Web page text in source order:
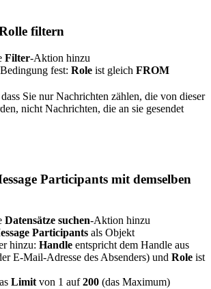
filtern
Filter-Aktion hinzu
fest: Role ist gleich FROM
Sie nur Nachrichten zählen, die von dieser
nicht Nachrichten, die an sie gesendet
Participants mit demselben
Datensätze suchen-Aktion hinzu
Participants als Objekt
hinzu: Handle entspricht dem Handle aus
E-Mail-Adresse des Absenders) und Role ist
Limit von 1 auf200 (das Maximum)